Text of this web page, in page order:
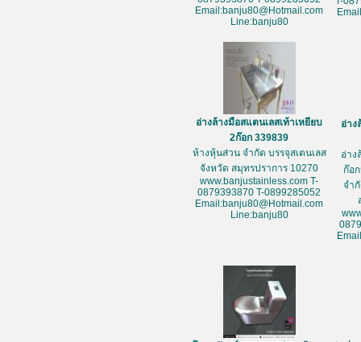
Email:banju80@Hotmail.com
Line:banju80
อ่างล้างมือสแตนเลสเท้าเหยียบ
2ก๊อก 339839
ห้างหุ้นส่วน จำกัด บรรจุสเตนเลส
จังหวัด สมุทรปราการ 10270
www.banjustainless.com T-
0879393870 T-0899285052
Email:banju80@Hotmail.com
Line:banju80
อ่าง
อ่าง
ก๊อ
จำ